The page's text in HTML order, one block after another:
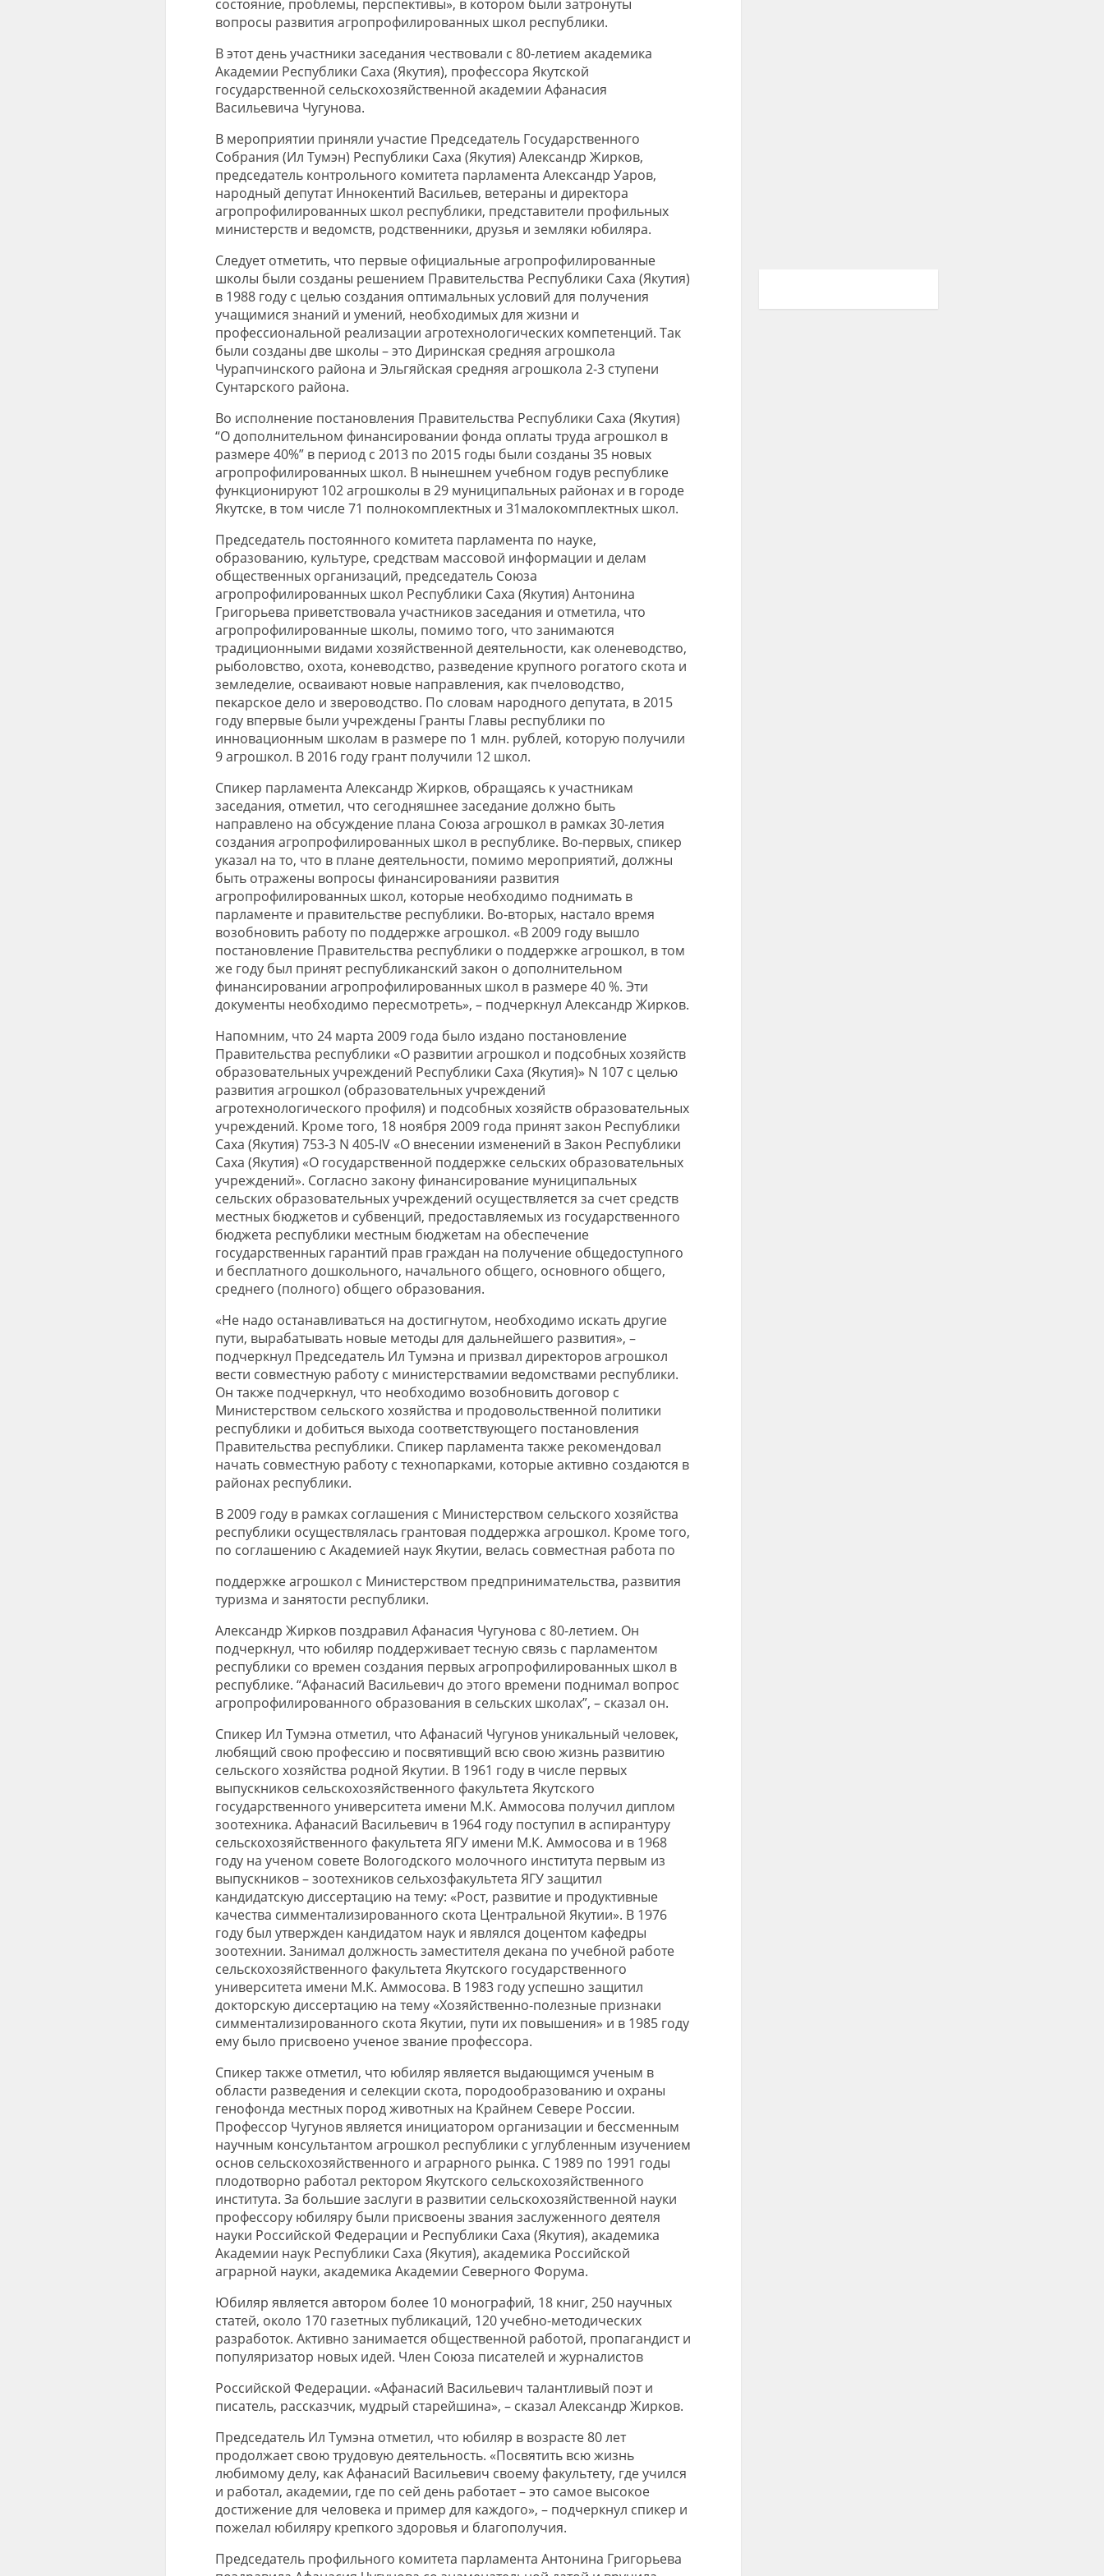
состояние, проблемы, перспективы», в котором были затронуты
вопросы развития агропрофилированных школ республики.
В этот день участники заседания чествовали с 80-летием академика
Академии Республики Саха (Якутия), профессора Якутской
государственной сельскохозяйственной академии Афанасия
Васильевича Чугунова.
В мероприятии приняли участие Председатель Государственного
Собрания (Ил Тумэн) Республики Саха (Якутия) Александр Жирков,
председатель контрольного комитета парламента Александр Уаров,
народный депутат Иннокентий Васильев, ветераны и директора
агропрофилированных школ республики, представители профильных
министерств и ведомств, родственники, друзья и земляки юбиляра.
Следует отметить, что первые официальные агропрофилированные
школы были созданы решением Правительства Республики Саха (Якутия)
в 1988 году с целью создания оптимальных условий для получения
учащимися знаний и умений, необходимых для жизни и
профессиональной реализации агротехнологических компетенций. Так
были созданы две школы – это Диринская средняя агрошкола
Чурапчинского района и Эльгяйская средняя агрошкола 2-3 ступени
Сунтарского района.
Во исполнение постановления Правительства Республики Саха (Якутия)
“О дополнительном финансировании фонда оплаты труда агрошкол в
размере 40%” в период с 2013 по 2015 годы были созданы 35 новых
агропрофилированных школ. В нынешнем учебном годув республике
функционируют 102 агрошколы в 29 муниципальных районах и в городе
Якутске, в том числе 71 полнокомплектных и 31малокомплектных школ.
Председатель постоянного комитета парламента по науке,
образованию, культуре, средствам массовой информации и делам
общественных организаций, председатель Союза
агропрофилированных школ Республики Саха (Якутия) Антонина
Григорьева приветствовала участников заседания и отметила, что
агропрофилированные школы, помимо того, что занимаются
традиционными видами хозяйственной деятельности, как оленеводство,
рыболовство, охота, коневодство, разведение крупного рогатого скота и
земледелие, осваивают новые направления, как пчеловодство,
пекарское дело и звероводство. По словам народного депутата, в 2015
году впервые были учреждены Гранты Главы республики по
инновационным школам в размере по 1 млн. рублей, которую получили
9 агрошкол. В 2016 году грант получили 12 школ.
Спикер парламента Александр Жирков, обращаясь к участникам
заседания, отметил, что сегодняшнее заседание должно быть
направлено на обсуждение плана Союза агрошкол в рамках 30-летия
создания агропрофилированных школ в республике. Во-первых, спикер
указал на то, что в плане деятельности, помимо мероприятий, должны
быть отражены вопросы финансированияи развития
агропрофилированных школ, которые необходимо поднимать в
парламенте и правительстве республики. Во-вторых, настало время
возобновить работу по поддержке агрошкол. «В 2009 году вышло
постановление Правительства республики о поддержке агрошкол, в том
же году был принят республиканский закон о дополнительном
финансировании агропрофилированных школ в размере 40 %. Эти
документы необходимо пересмотреть», – подчеркнул Александр Жирков.
Напомним, что 24 марта 2009 года было издано постановление
Правительства республики «О развитии агрошкол и подсобных хозяйств
образовательных учреждений Республики Саха (Якутия)» N 107 с целью
развития агрошкол (образовательных учреждений
агротехнологического профиля) и подсобных хозяйств образовательных
учреждений. Кроме того, 18 ноября 2009 года принят закон Республики
Саха (Якутия) 753-3 N 405-IV «О внесении изменений в Закон Республики
Саха (Якутия) «О государственной поддержке сельских образовательных
учреждений». Согласно закону финансирование муниципальных
сельских образовательных учреждений осуществляется за счет средств
местных бюджетов и субвенций, предоставляемых из государственного
бюджета республики местным бюджетам на обеспечение
государственных гарантий прав граждан на получение общедоступного
и бесплатного дошкольного, начального общего, основного общего,
среднего (полного) общего образования.
«Не надо останавливаться на достигнутом, необходимо искать другие
пути, вырабатывать новые методы для дальнейшего развития», –
подчеркнул Председатель Ил Тумэна и призвал директоров агрошкол
вести совместную работу с министерствамии ведомствами республики.
Он также подчеркнул, что необходимо возобновить договор с
Министерством сельского хозяйства и продовольственной политики
республики и добиться выхода соответствующего постановления
Правительства республики. Спикер парламента также рекомендовал
начать совместную работу с технопарками, которые активно создаются в
районах республики.
В 2009 году в рамках соглашения с Министерством сельского хозяйства
республики осуществлялась грантовая поддержка агрошкол. Кроме того,
по соглашению с Академией наук Якутии, велась совместная работа по
поддержке агрошкол с Министерством предпринимательства, развития
туризма и занятости республики.
Александр Жирков поздравил Афанасия Чугунова с 80-летием. Он
подчеркнул, что юбиляр поддерживает тесную связь с парламентом
республики со времен создания первых агропрофилированных школ в
республике. “Афанасий Васильевич до этого времени поднимал вопрос
агропрофилированного образования в сельских школах”, – сказал он.
Спикер Ил Тумэна отметил, что Афанасий Чугунов уникальный человек,
любящий свою профессию и посвятивщий всю свою жизнь развитию
сельского хозяйства родной Якутии. В 1961 году в числе первых
выпускников сельскохозяйственного факультета Якутского
государственного университета имени М.К. Аммосова получил диплом
зоотехника. Афанасий Васильевич в 1964 году поступил в аспирантуру
сельскохозяйственного факультета ЯГУ имени М.К. Аммосова и в 1968
году на ученом совете Вологодского молочного института первым из
выпускников – зоотехников сельхозфакультета ЯГУ защитил
кандидатскую диссертацию на тему: «Рост, развитие и продуктивные
качества симментализированного скота Центральной Якутии». В 1976
году был утвержден кандидатом наук и являлся доцентом кафедры
зоотехнии. Занимал должность заместителя декана по учебной работе
сельскохозяйственного факультета Якутского государственного
университета имени М.К. Аммосова. В 1983 году успешно защитил
докторскую диссертацию на тему «Хозяйственно-полезные признаки
симментализированного скота Якутии, пути их повышения» и в 1985 году
ему было присвоено ученое звание профессора.
Спикер также отметил, что юбиляр является выдающимся ученым в
области разведения и селекции скота, породообразованию и охраны
генофонда местных пород животных на Крайнем Севере России.
Профессор Чугунов является инициатором организации и бессменным
научным консультантом агрошкол республики с углубленным изучением
основ сельскохозяйственного и аграрного рынка. С 1989 по 1991 годы
плодотворно работал ректором Якутского сельскохозяйственного
института. За большие заслуги в развитии сельскохозяйственной науки
профессору юбиляру были присвоены звания заслуженного деятеля
науки Российской Федерации и Республики Саха (Якутия), академика
Академии наук Республики Саха (Якутия), академика Российской
аграрной науки, академика Академии Северного Форума.
Юбиляр является автором более 10 монографий, 18 книг, 250 научных
статей, около 170 газетных публикаций, 120 учебно-методических
разработок. Активно занимается общественной работой, пропагандист и
популяризатор новых идей. Член Союза писателей и журналистов
Российской Федерации. «Афанасий Васильевич талантливый поэт и
писатель, рассказчик, мудрый старейшина», – сказал Александр Жирков.
Председатель Ил Тумэна отметил, что юбиляр в возрасте 80 лет
продолжает свою трудовую деятельность. «Посвятить всю жизнь
любимому делу, как Афанасий Васильевич своему факультету, где учился
и работал, академии, где по сей день работает – это самое высокое
достижение для человека и пример для каждого», – подчеркнул спикер и
пожелал юбиляру крепкого здоровья и благополучия.
Председатель профильного комитета парламента Антонина Григорьева